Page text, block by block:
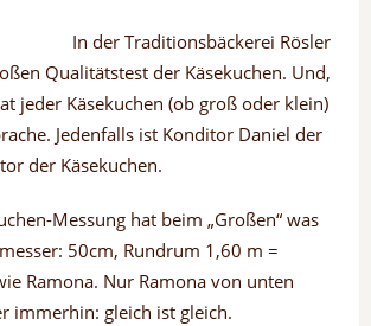
In der Traditionsbäckerei Rösler
Qualitätstest der Käsekuchen. Und,
jeder Käsekuchen (ob groß oder klein)
Jedenfalls ist Konditor Daniel der
der Käsekuchen.
Messung hat beim „Großen“ was
50cm, Rundrum 1,60 m =
Ramona. Nur Ramona von unten
immerhin: gleich ist gleich.